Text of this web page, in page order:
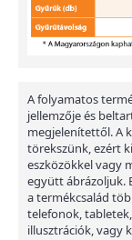
A folyamatos
jellemzője és
megjelenítettől. A
törekszünk, ezért
eszközökkel vagy
együtt ábrázoljuk.
a termékcsalád
telefonok,
illusztrációk, vagy